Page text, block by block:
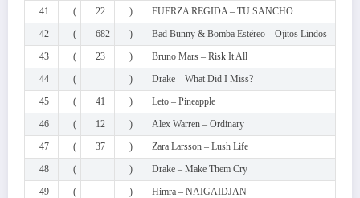
41 ( 22 )
FUERZA REGIDA – TU SANCHO
42
( 682 )
Bad Bunny & Bomba Estéreo – Ojitos Lindos
43
( 23 )
Bruno Mars – Risk It All
44
( )
Drake – What Did I Miss?
45
( 41 )
Leto – Pineapple
46
( 12 )
Alex Warren – Ordinary
47
( 37 )
Zara Larsson – Lush Life
48
( )
Drake – Make Them Cry
49
( )
Himra – NAIGAIDJAN